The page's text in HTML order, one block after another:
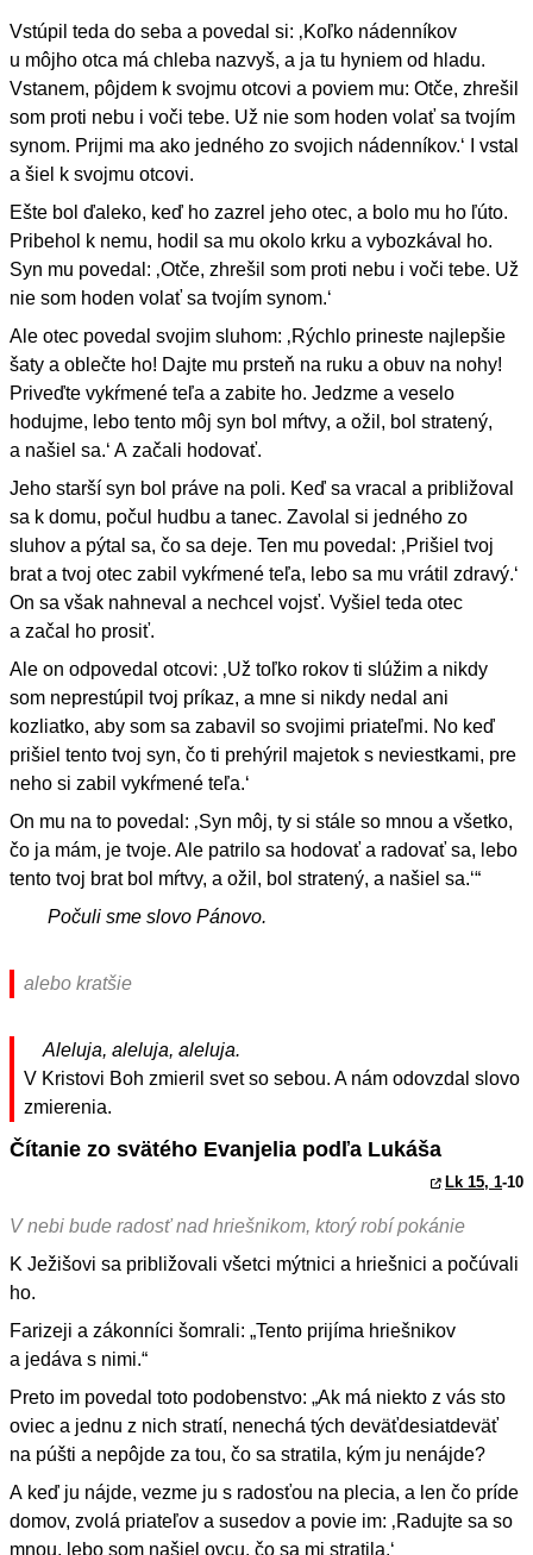
Vstúpil teda do seba a povedal si: ‚Koľko nádenníkov
u môjho otca má chleba nazvyš, a ja tu hyniem od hladu.
Vstanem, pôjdem k svojmu otcovi a poviem mu: Otče, zhrešil
som proti nebu i voči tebe. Už nie som hoden volať sa tvojím
synom. Prijmi ma ako jedného zo svojich nádenníkov.‘ I vstal
a šiel k svojmu otcovi.
Ešte bol ďaleko, keď ho zazrel jeho otec, a bolo mu ho ľúto.
Pribehol k nemu, hodil sa mu okolo krku a vybozkával ho.
Syn mu povedal: ‚Otče, zhrešil som proti nebu i voči tebe. Už
nie som hoden volať sa tvojím synom.‘
Ale otec povedal svojim sluhom: ‚Rýchlo prineste najlepšie
šaty a oblečte ho! Dajte mu prsteň na ruku a obuv na nohy!
Priveďte vykŕmené teľa a zabite ho. Jedzme a veselo
hodujme, lebo tento môj syn bol mŕtvy, a ožil, bol stratený,
a našiel sa.‘ A začali hodovať.
Jeho starší syn bol práve na poli. Keď sa vracal a približoval
sa k domu, počul hudbu a tanec. Zavolal si jedného zo
sluhov a pýtal sa, čo sa deje. Ten mu povedal: ‚Prišiel tvoj
brat a tvoj otec zabil vykŕmené teľa, lebo sa mu vrátil zdravý.‘
On sa však nahneval a nechcel vojsť. Vyšiel teda otec
a začal ho prosiť.
Ale on odpovedal otcovi: ‚Už toľko rokov ti slúžim a nikdy
som neprestúpil tvoj príkaz, a mne si nikdy nedal ani
kozliatko, aby som sa zabavil so svojimi priateľmi. No keď
prišiel tento tvoj syn, čo ti prehýril majetok s neviestkami, pre
neho si zabil vykŕmené teľa.‘
On mu na to povedal: ‚Syn môj, ty si stále so mnou a všetko,
čo ja mám, je tvoje. Ale patrilo sa hodovať a radovať sa, lebo
tento tvoj brat bol mŕtvy, a ožil, bol stratený, a našiel sa.‘“
Počuli sme slovo Pánovo.
alebo kratšie
Aleluja, aleluja, aleluja.
V Kristovi Boh zmieril svet so sebou. A nám odovzdal slovo
zmierenia.
Čítanie zo svätého Evanjelia podľa Lukáša
Lk 15, 1-10
V nebi bude radosť nad hriešnikom, ktorý robí pokánie
K Ježišovi sa približovali všetci mýtnici a hriešnici a počúvali
ho.
Farizeji a zákonníci šomrali: „Tento prijíma hriešnikov
a jedáva s nimi.“
Preto im povedal toto podobenstvo: „Ak má niekto z vás sto
oviec a jednu z nich stratí, nenechá tých deväťdesiatdeväť
na púšti a nepôjde za tou, čo sa stratila, kým ju nenájde?
A keď ju nájde, vezme ju s radosťou na plecia, a len čo príde
domov, zvolá priateľov a susedov a povie im: ‚Radujte sa so
mnou, lebo som našiel ovcu, čo sa mi stratila.‘